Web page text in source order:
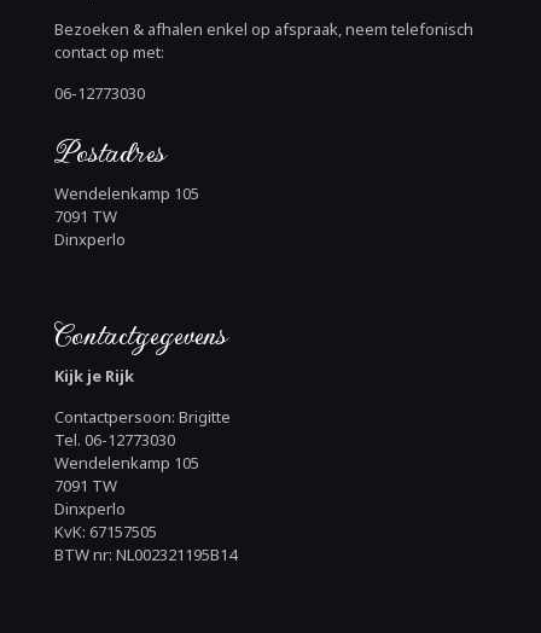
Bezoeken & afhalen enkel op afspraak, neem telefonisch
contact op met:
06-12773030
Postadres
Wendelenkamp 105
7091 TW
Dinxperlo
Contactgegevens
Kijk je Rijk
Contactpersoon: Brigitte
Tel. 06-12773030
Wendelenkamp 105
7091 TW
Dinxperlo
KvK: 67157505
BTW nr: NL002321195B14